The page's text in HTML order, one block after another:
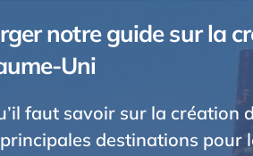
notre guide sur la
Uni
faut savoir sur la création
destinations pour